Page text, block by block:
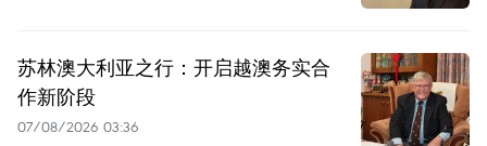
苏林澳大利亚之行：开启越澳务实合
作新阶段
07/08/2026 03:36